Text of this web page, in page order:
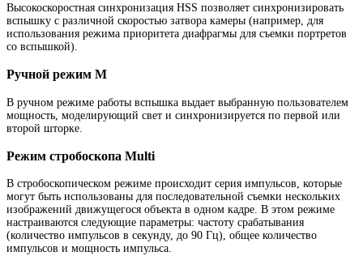
Высокоскоростная синхронизация HSS позволяет синхронизировать
вспышку с различной скоростью затвора камеры (например, для
использования режима приоритета диафрагмы для съемки портретов
со вспышкой).
Ручной режим М
В ручном режиме работы вспышка выдает выбранную пользователем
мощность, моделирующий свет и синхронизируется по первой или
второй шторке.
Режим стробоскопа Multi
В стробоскопическом режиме происходит серия импульсов, которые
могут быть использованы для последовательной съемки нескольких
изображений движущегося объекта в одном кадре. В этом режиме
настраиваются следующие параметры: частоту срабатывания
(количество импульсов в секунду, до 90 Гц), общее количество
импульсов и мощность импульса.